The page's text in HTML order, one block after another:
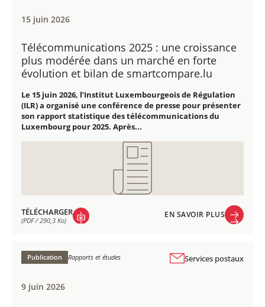
15 juin 2026
Télécommunications 2025 : une croissance
plus modérée dans un marché en forte
évolution et bilan de smartcompare.lu
Le 15 juin 2026, l’Institut Luxembourgeois de Régulation
(ILR) a organisé une conférence de presse pour présenter
son rapport statistique des télécommunications du
Luxembourg pour 2025. Après...
TÉLÉCHARGER
(PDF / 290,3 Ko)
(PDF / 290,3 Ko)
EN SAVOIR PLUS
Publication Rapports et études Services postaux
9 juin 2026